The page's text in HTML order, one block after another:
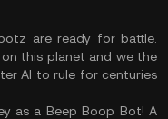
are ready for battle.
this planet and we the
AI to rule for centuries
as a Beep Boop Bot! A